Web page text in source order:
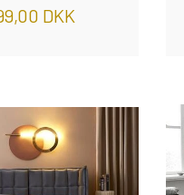
DKK